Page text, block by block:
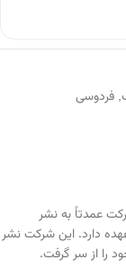
, فردوسی
عمدتاً به نشر
دارد. این شرکت نشر
را از سر گرفت.